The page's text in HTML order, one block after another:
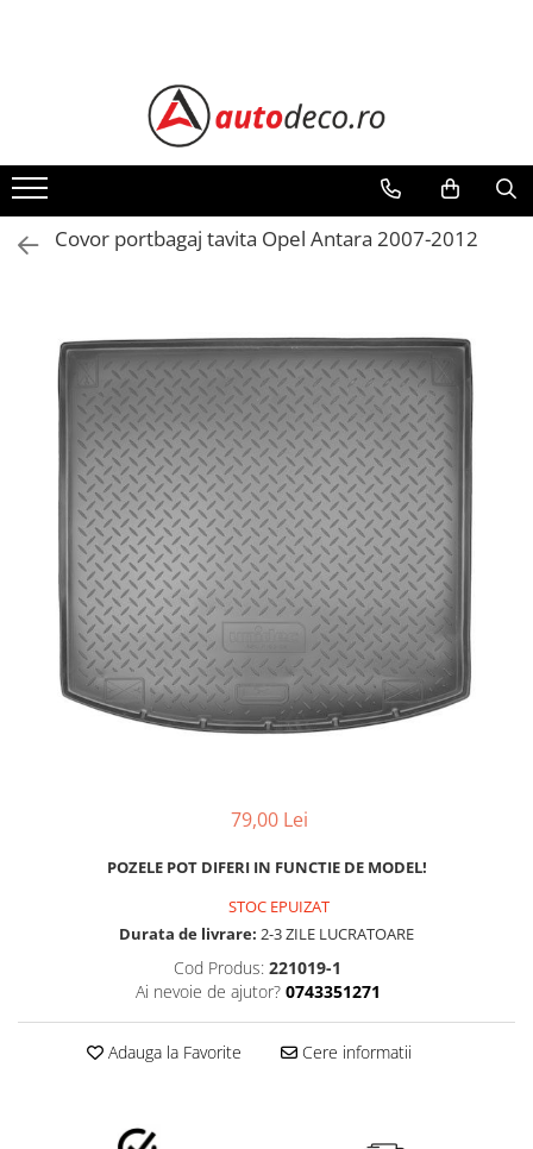
ALFA ROMEO
BMW
DACIA
FORD
HONDA
HYUNDAI
MERCEDES
PEUGEOT
RENAULT
STICKERE STALPI SI GEAM MIC
STICKERE CAMUFLAJ
STICKERE PENTRU FIRME
STICKERE MARI
Covor portbagaj tavita Opel Antara 2007-2012
79,00 Lei
POZELE POT DIFERI IN FUNCTIE DE MODEL!
STOC EPUIZAT
Durata de livrare: 2-3 ZILE LUCRATOARE
Cod Produs: 221019-1
Ai nevoie de ajutor? 0743351271
Adauga la Favorite Cere informatii